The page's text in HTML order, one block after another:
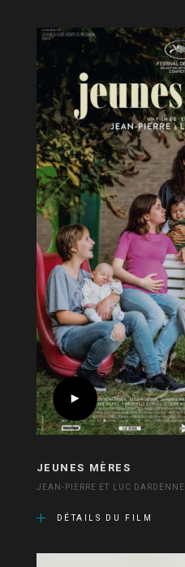
JEUNES MÈRES
JEAN-PIERRE ET LUC DARDENNE
DÉTAILS DU FILM